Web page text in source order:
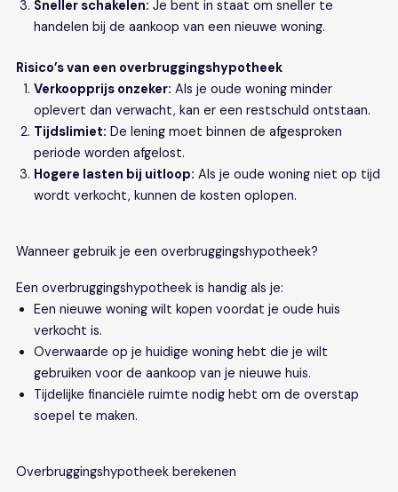
Sneller schakelen: Je bent in staat om sneller te
handelen bij de aankoop van een nieuwe woning.
Risico’s van een overbruggingshypotheek
Verkoopprijs onzeker: Als je oude woning minder
oplevert dan verwacht, kan er een restschuld ontstaan.
Tijdslimiet: De lening moet binnen de afgesproken
periode worden afgelost.
Hogere lasten bij uitloop: Als je oude woning niet op tijd
wordt verkocht, kunnen de kosten oplopen.
Wanneer gebruik je een overbruggingshypotheek?
Een overbruggingshypotheek is handig als je:
Een nieuwe woning wilt kopen voordat je oude huis
verkocht is.
Overwaarde op je huidige woning hebt die je wilt
gebruiken voor de aankoop van je nieuwe huis.
Tijdelijke financiële ruimte nodig hebt om de overstap
soepel te maken.
Overbruggingshypotheek berekenen